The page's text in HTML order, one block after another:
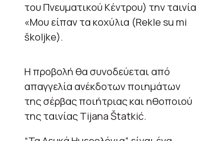
του Πνευματικού Κέντρου) την ταινία
«Μου είπαν τα κοχύλια (Rekle su mi
školjke).
Η προβολή θα συνοδεύεται από
απαγγελία ανέκδοτων ποιημάτων
της σέρβας ποιήτριας και ηθοποιού
της ταινίας Tijana Štatkić.